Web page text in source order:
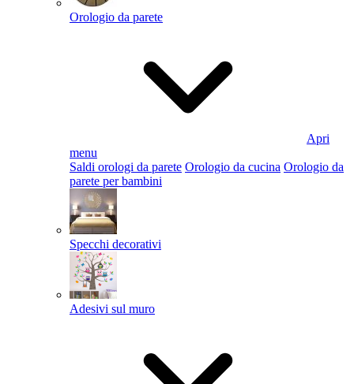
Orologio da parete
Apri
menu
Saldi orologi da parete Orologio da cucina Orologio da
parete per bambini
Specchi decorativi
Adesivi sul muro